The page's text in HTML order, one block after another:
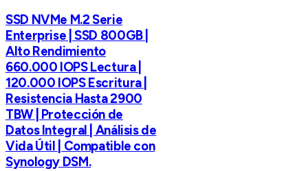
SSD NVMe M.2 Serie
Enterprise | SSD 800GB |
Alto Rendimiento
660.000 IOPS Lectura |
120.000 IOPS Escritura |
Resistencia Hasta 2900
TBW | Protección de
Datos Integral | Análisis de
Vida Útil | Compatible con
Synology DSM.